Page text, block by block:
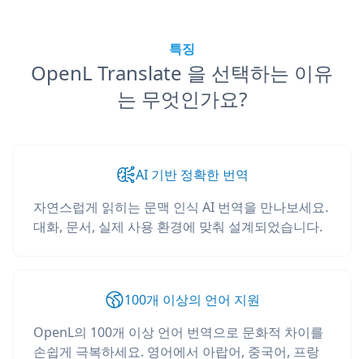
특징
OpenL Translate 을 선택하는 이유
는 무엇인가요?
AI 기반 정확한 번역
자연스럽게 읽히는 문맥 인식 AI 번역을 만나보세요.
대화, 문서, 실제 사용 환경에 맞춰 설계되었습니다.
100개 이상의 언어 지원
OpenL의 100개 이상 언어 번역으로 문화적 차이를
손쉽게 극복하세요. 영어에서 아랍어, 중국어, 프랑